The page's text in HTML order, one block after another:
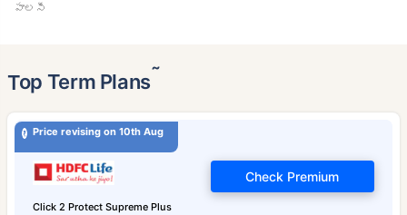
పాలసీ
Top Term Plans˜
Price revising on 10th Aug
Click 2 Protect Supreme Plus
Check Premium